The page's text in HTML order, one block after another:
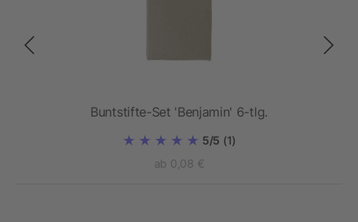
Buntstifte-Set 'Benjamin' 6-tlg.
5/5 (1)
ab 0,08 €